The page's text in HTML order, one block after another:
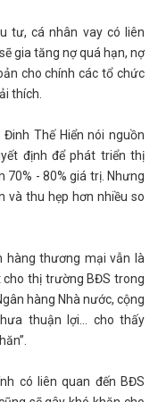
tư, cá nhân vay có liên
gia tăng nợ quá hạn, nợ
cho chính các tổ chức
thích.
Thế Hiển nói nguồn
định để phát triển thị
- 80% giá trị. Nhưng
và thu hẹp hơn nhiều so
hàng thương mại vẫn là
thị trường BĐS trong
hàng Nhà nước, cộng
thuận lợi… cho thấy
có liên quan đến BĐS